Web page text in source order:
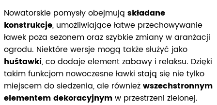
Nowatorskie pomysły obejmują składane
konstrukcje, umożliwiające łatwe przechowywanie
ławek poza sezonem oraz szybkie zmiany w aranżacji
ogrodu. Niektóre wersje mogą także służyć jako
huśtawki, co dodaje element zabawy i relaksu. Dzięki
takim funkcjom nowoczesne ławki stają się nie tylko
miejscem do siedzenia, ale równieżwszechstronnym
elementem dekoracyjnymw przestrzeni zielonej.